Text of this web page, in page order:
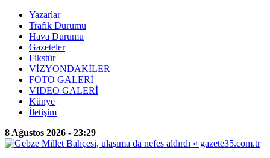
Yazarlar
Trafik Durumu
Hava Durumu
Gazeteler
Fikstür
VİZYONDAKİLER
FOTO GALERİ
VIDEO GALERİ
Künye
İletişim
8 Ağustos 2026 - 23:29